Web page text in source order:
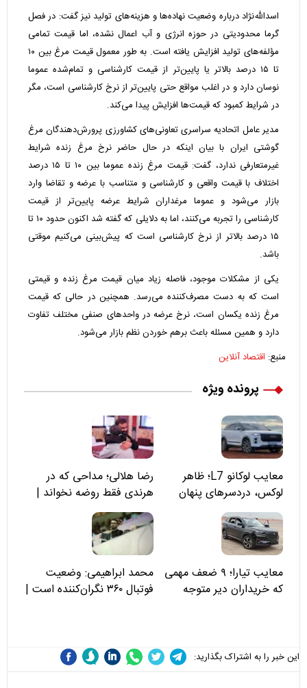
اسدالله‌نژاد درباره وضعیت نهاده‌ها و هزینه‌های تولید نیز گفت: در فصل
گرما محدودیتی در حوزه انرژی و آب اعمال نشده، اما قیمت تمامی
مؤلفه‌های تولید افزایش یافته است. به طور معمول قیمت مرغ بین ۱۰
تا ۱۵ درصد بالاتر یا پایین‌تر از قیمت کارشناسی و تمام‌شده عموما
نوسان دارد و در اغلب مواقع حتی پایین‌تر از نرخ کارشناسی است، مگر
در شرایط کمبود که قیمت‌ها افزایش پیدا می‌کند.
مدیر عامل اتحادیه سراسری تعاونی‌های کشاورزی پرورش‌دهندگان مرغ
گوشتی ایران با بیان اینکه در حال حاضر نرخ مرغ زنده شرایط
غیرمتعارفی ندارد، گفت: قیمت مرغ زنده عموما بین ۱۰ تا ۱۵ درصد
اختلاف با قیمت واقعی و کارشناسی و متناسب با عرضه و تقاضا وارد
بازار می‌شود و عموما مرغداران شرایط عرضه پایین‌تر از قیمت
کارشناسی را تجربه می‌کنند، اما به دلایلی که گفته شد اکنون حدود ۱۰ تا
۱۵ درصد بالاتر از نرخ کارشناسی است که پیش‌بینی می‌کنیم موقتی
باشد.
یکی از مشکلات موجود، فاصله زیاد میان قیمت مرغ زنده و قیمتی
است که به دست مصرف‌کننده می‌رسد. همچنین در حالی که قیمت
مرغ زنده یکسان است، نرخ عرضه در واحد‌های صنفی مختلف تفاوت
دارد و همین مسئله باعث برهم خوردن نظم بازار می‌شود.
منبع: اقتصاد آنلاین
پرونده ویژه
معایب لوکانو L7؛ ظاهر
لوکس، دردسرهای پنهان
رضا هلالی؛ مداحی که در
هرندی فقط روضه نخواند |
مسئولان «تکیه‌گاه آقا مرتضی
علی(ع)» را جدی‌تر ببینند
معایب تیارا؛ ۹ ضعف مهمی
که خریداران دیر متوجه
محمد ابراهیمی: وضعیت
فوتبال ۳۶۰ نگران‌کننده است |
این خبر را به اشتراک بگذارید: